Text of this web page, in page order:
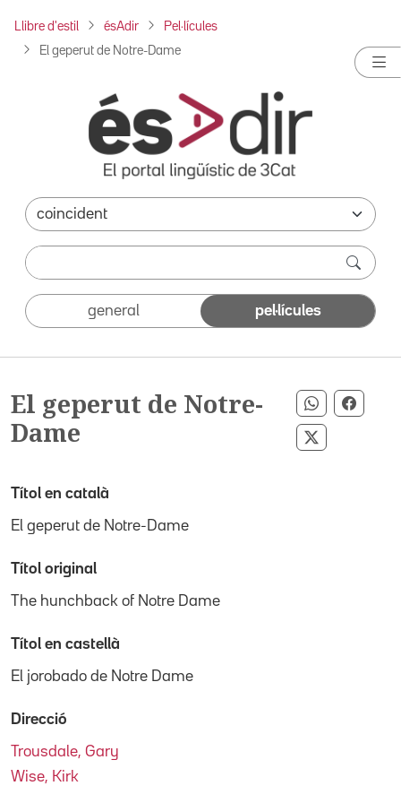
Llibre d'estil ésAdir Pel·lícules
El geperut de Notre-Dame
general pel·lícules
El geperut de Notre-
Dame
Compartir
Compartir
Títol en català
El geperut de Notre-Dame
Títol original
The hunchback of Notre Dame
Títol en castellà
El jorobado de Notre Dame
Direcció
Trousdale, Gary
Wise, Kirk